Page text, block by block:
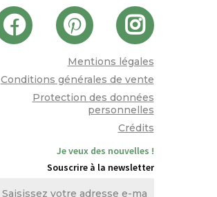
Mentions légales
Conditions générales de vente
Protection des données
personnelles
Crédits
Je veux des nouvelles !
Souscrire à la newsletter